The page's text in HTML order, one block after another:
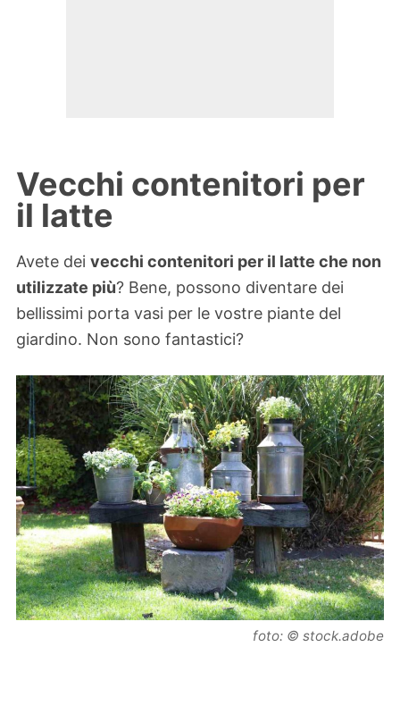
Vecchi contenitori per
il latte
Avete dei vecchi contenitori per il latte che non
utilizzate più? Bene, possono diventare dei
bellissimi porta vasi per le vostre piante del
giardino. Non sono fantastici?
foto: © stock.adobe